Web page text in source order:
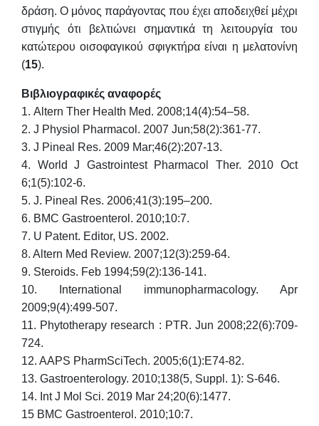
δράση. Ο μόνος παράγοντας που έχει αποδειχθεί μέχρι
στιγμής ότι βελτιώνει σημαντικά τη λειτουργία του
κατώτερου οισοφαγικού σφιγκτήρα είναι η μελατονίνη
(15).
Βιβλιογραφικές αναφορές
1. Altern Ther Health Med. 2008;14(4):54–58.
2. J Physiol Pharmacol. 2007 Jun;58(2):361-77.
3. J Pineal Res. 2009 Mar;46(2):207-13.
4. World J Gastrointest Pharmacol Ther. 2010 Oct
6;1(5):102-6.
5. J. Pineal Res. 2006;41(3):195–200.
6. BMC Gastroenterol. 2010;10:7.
7. U Patent. Editor, US. 2002.
8. Altern Med Review. 2007;12(3):259-64.
9. Steroids. Feb 1994;59(2):136-141.
10. International immunopharmacology. Apr
2009;9(4):499-507.
11. Phytotherapy research : PTR. Jun 2008;22(6):709-
724.
12. AAPS PharmSciTech. 2005;6(1):E74-82.
13. Gastroenterology. 2010;138(5, Suppl. 1): S-646.
14. Int J Mol Sci. 2019 Mar 24;20(6):1477.
15 BMC Gastroenterol. 2010;10:7.